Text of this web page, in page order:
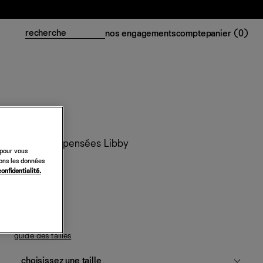
nos engagementscomptepanier (0)
Tongs compensées Libby
298 €
guide des tailles
vous
les données